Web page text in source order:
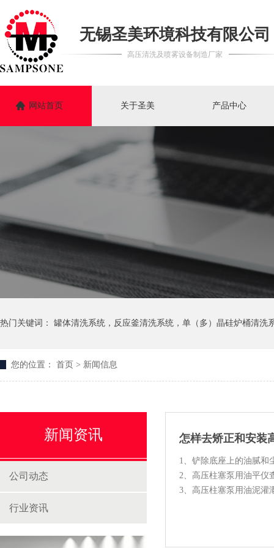
无锡圣美环境科技有限公司
高压清洗及喷雾设备制造厂家
网站首页 关于圣美 产品中心
热门关键词： 罐体清洗系统 ， 反应釜清洗系统 ， 单（多）晶硅炉桶清洗
您的位置： 首页 > 新闻信息
怎样去矫正和安装
1、铲除底座上的油腻和
2、高压柱塞泵用油平仪
3、高压柱塞泵用油泥灌
新闻资讯
公司动态
行业资讯